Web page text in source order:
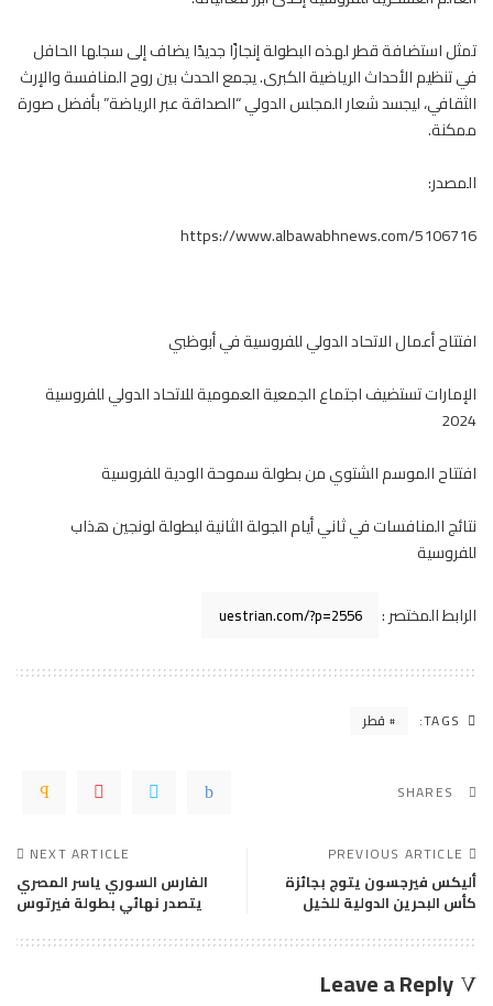
تمثل استضافة قطر لهذهالبطولةإنجازًا جديدًا يضاف إلى سجلها الحافل
في تنظيم الأحداث الرياضية الكبرى. يجمع الحدث بين روح المنافسة والإرث
الثقافي، ليجسد شعار المجلس الدولي “الصداقة عبر الرياضة” بأفضل صورة
ممكنة.
المصدر:
https://www.albawabhnews.com/5106716
افتتاح أعمال الاتحاد الدولي للفروسية في أبوظبي
الإمارات تستضيف اجتماع الجمعية العمومية للاتحاد الدولي للفروسية
2024
افتتاح الموسم الشتوي من بطولة سموحة الودية للفروسية
نتائج المنافسات في ثاني أيام الجولة الثانية لبطولة لونجين هذاب
للفروسية
الرابط المختصر :
TAGS: قطر
SHARES
PREVIOUS ARTICLE
أليكس فيرجسون يتوج بجائزة
كأس البحرين الدولية للخيل
NEXT ARTICLE
الفارس السوري ياسر المصري
يتصدر نهائي بطولة فيرتوس
Leave a Reply